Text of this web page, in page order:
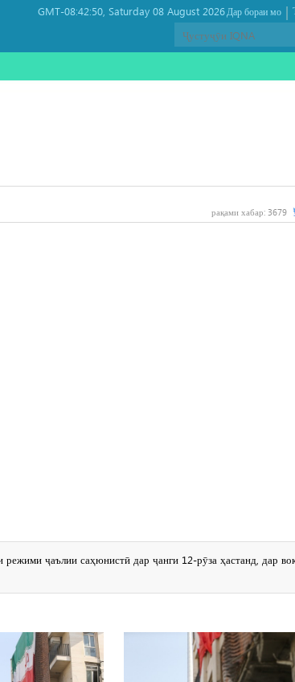
Saturday 08 August 2026 ,
GMT-08:42:50 |
Дар бораи мо
рақами хабар: 3679
ҷаълии саҳюнистӣ дар ҷанги 12-рӯза ҳастанд, дар